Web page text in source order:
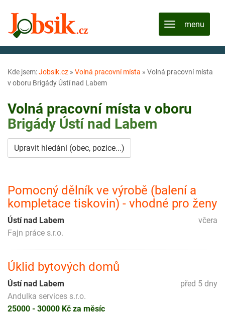
Kde jsem:Jobsik.cz » Volná pracovní místa » Volná pracovní místa
v oboru Brigády Ústí nad Labem
Volná pracovní místa v oboru
Brigády Ústí nad Labem
Upravit hledání (obec, pozice...)
Pomocný dělník ve výrobě (balení a
kompletace tiskovin) - vhodné pro ženy
včera
Ústí nad Labem
Fajn práce s.r.o.
Úklid bytových domů
před 5 dny
Ústí nad Labem
Andulka services s.r.o.
25000 - 30000 Kč za měsíc